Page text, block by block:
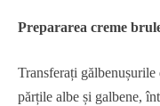
Prepararea creme
Transferați gălbenușurile
părțile albe și galbene,